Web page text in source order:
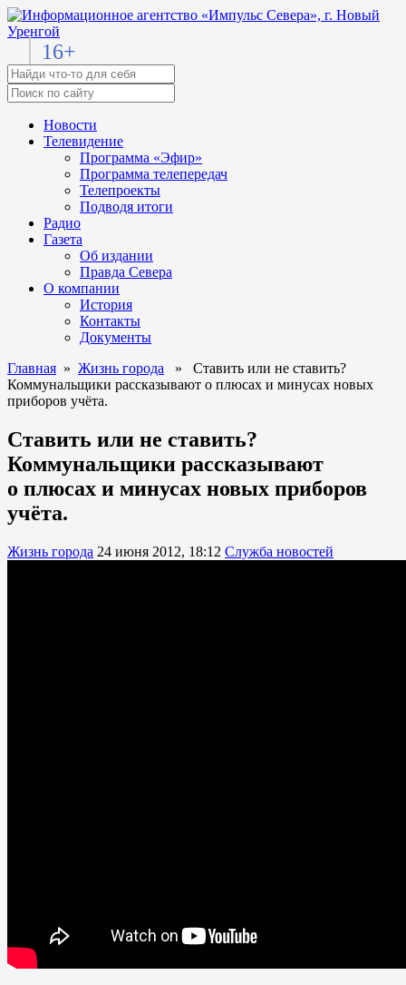
16+
Новости
Телевидение
Программа «Эфир»
Программа телепередач
Телепроекты
Подводя итоги
Радио
Газета
Об издании
Правда Севера
О компании
История
Контакты
Документы
Главная » Жизнь города » Ставить или не ставить?
Коммунальщики рассказывают о плюсах и минусах новых
приборов учёта.
Ставить или не ставить?
Коммунальщики рассказывают
о плюсах и минусах новых приборов
учёта.
Жизнь города 24 июня 2012, 18:12 Служба новостей